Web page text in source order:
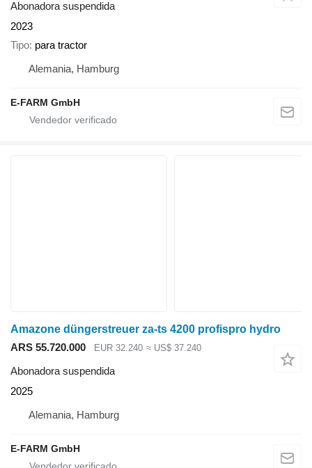
Abonadora suspendida
2023
Tipo para tractor
Alemania, Hamburg
E-FARM GmbH
Amazone düngerstreuer za-ts 4200 profispro hydro
ARS 55.720.000
EUR 32.240 ≈ US$ 37.240
Abonadora suspendida
2025
Alemania, Hamburg
E-FARM GmbH